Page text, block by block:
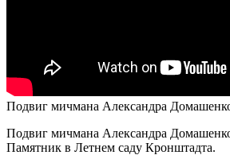
Подвиг мичмана Александра
Подвиг мичмана Александра
Памятник в Летнем саду Кронштадта.